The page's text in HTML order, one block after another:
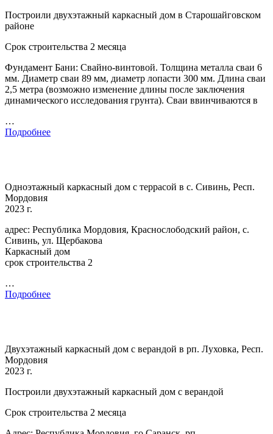
Построили двухэтажный каркасный дом в Старошайговском
районе
Срок строительства 2 месяца
Фундамент Бани: Свайно-винтовой. Толщина металла сваи 6
мм. Диаметр сваи 89 мм, диаметр лопасти 300 мм. Длина сваи
2,5 метра (возможно изменение длины после заключения
динамического исследования грунта). Сваи ввинчиваются в
…
Подробнее
Одноэтажный каркасный дом с террасой в с. Сивинь, Респ.
Мордовия
2023 г.
адрес: Республика Мордовия, Краснослободский район, с.
Сивинь, ул. Щербакова
Каркасный дом
срок строительства 2
…
Подробнее
Двухэтажный каркасный дом с верандой в рп. Луховка, Респ.
Мордовия
2023 г.
Построили двухэтажный каркасный дом с верандой
Срок строительства 2 месяца